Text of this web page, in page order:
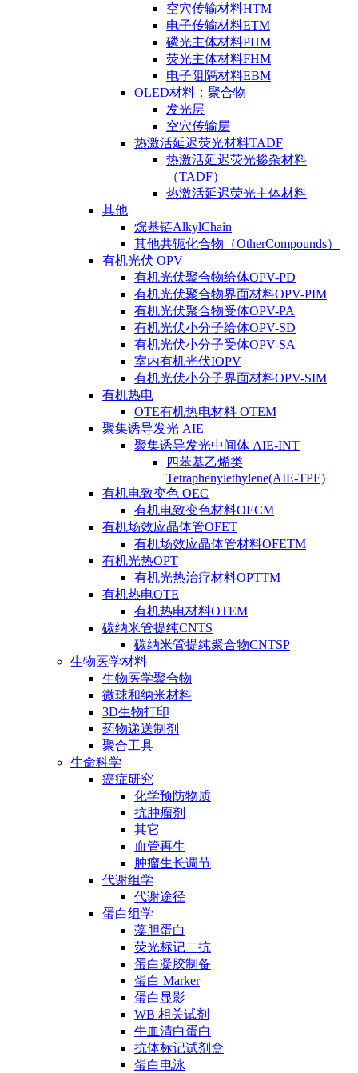
空穴传输材料HTM
电子传输材料ETM
磷光主体材料PHM
荧光主体材料FHM
电子阻隔材料EBM
OLED材料：聚合物
发光层
空穴传输层
热激活延迟荧光材料TADF
热激活延迟荧光掺杂材料
（TADF）
热激活延迟荧光主体材料
其他
烷基链AlkylChain
其他共轭化合物（OtherCompounds）
有机光伏 OPV
有机光伏聚合物给体OPV-PD
有机光伏聚合物界面材料OPV-PIM
有机光伏聚合物受体OPV-PA
有机光伏小分子给体OPV-SD
有机光伏小分子受体OPV-SA
室内有机光伏IOPV
有机光伏小分子界面材料OPV-SIM
有机热电
OTE有机热电材料 OTEM
聚集诱导发光 AIE
聚集诱导发光中间体 AIE-INT
四苯基乙烯类
Tetraphenylethylene(AIE-TPE)
有机电致变色 OEC
有机电致变色材料OECM
有机场效应晶体管OFET
有机场效应晶体管材料OFETM
有机光热OPT
有机光热治疗材料OPTTM
有机热电OTE
有机热电材料OTEM
碳纳米管提纯CNTS
碳纳米管提纯聚合物CNTSP
生物医学材料
生物医学聚合物
微球和纳米材料
3D生物打印
药物递送制剂
聚合工具
生命科学
癌症研究
化学预防物质
抗肿瘤剂
其它
血管再生
肿瘤生长调节
代谢组学
代谢途径
蛋白组学
藻胆蛋白
荧光标记二抗
蛋白凝胶制备
蛋白 Marker
蛋白显影
WB 相关试剂
牛血清白蛋白
抗体标记试剂盒
蛋白电泳